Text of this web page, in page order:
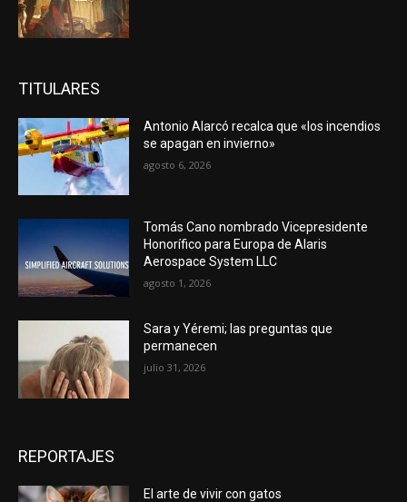
TITULARES
Antonio Alarcó recalca que «los incendios
se apagan en invierno»
agosto 6, 2026
Tomás Cano nombrado Vicepresidente
Honorífico para Europa de Alaris
Aerospace System LLC
agosto 1, 2026
Sara y Yéremi; las preguntas que
permanecen
julio 31, 2026
REPORTAJES
El arte de vivir con gatos